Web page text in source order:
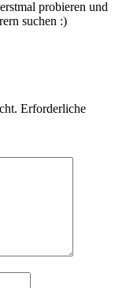
probieren und
suchen :)
Erforderliche